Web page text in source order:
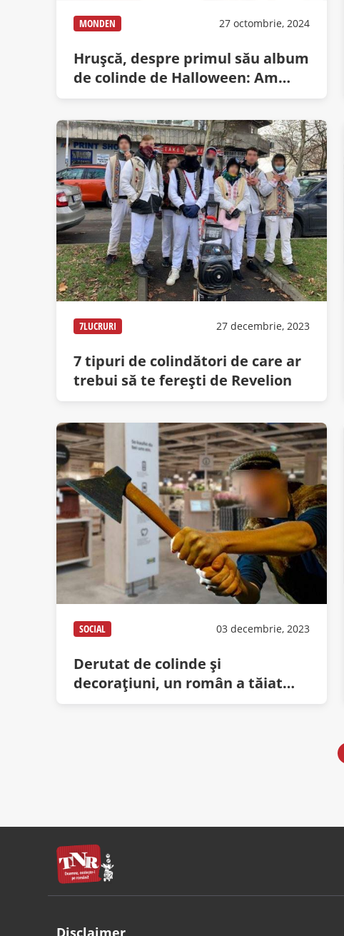
MONDEN 27 octombrie, 2024
Hruşcă, despre primul său album
de colinde de Halloween: Am
înlocuit „ler” cu „bau”!
7LUCRURI 27 decembrie, 2023
7 tipuri de colindători de care ar
trebui să te ferești de Revelion
SOCIAL 03 decembrie, 2023
Derutat de colinde şi
decoraţiuni, un român a tăiat
porcul în IKEA
Disclaimer